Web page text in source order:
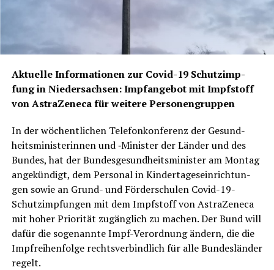
Aktu­el­le Infor­ma­tio­nen zur Covid-19 Schutz­imp­
fung in Nie­der­sach­sen: Impf­an­ge­bot mit Impf­stoff
von Astra­Ze­ne­ca für wei­te­re Personengruppen
In der wöchent­li­chen Tele­fon­kon­fe­renz der Gesund­
heits­mi­nis­te­rin­nen und ‑Minis­ter der Län­der und des
Bun­des, hat der Bun­des­ge­sund­heits­mi­nis­ter am Mon­tag
ange­kün­digt, dem Per­so­nal in Kin­der­ta­ges­ein­rich­tun­
gen sowie an Grund- und För­der­schu­len Covid-19-
Schutz­imp­fun­gen mit dem Impf­stoff von Astra­Ze­ne­ca
mit hoher Prio­ri­tät zugäng­lich zu machen. Der Bund will
dafür die soge­nann­te Impf-Ver­ord­nung ändern, die die
Impf­rei­hen­fol­ge rechts­ver­bind­lich für alle Bun­des­län­der
regelt.